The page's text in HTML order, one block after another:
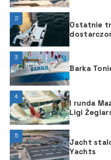
2
Ostatnie
3
Barka
4
I runda
Ligi
5
Jacht
Yachts